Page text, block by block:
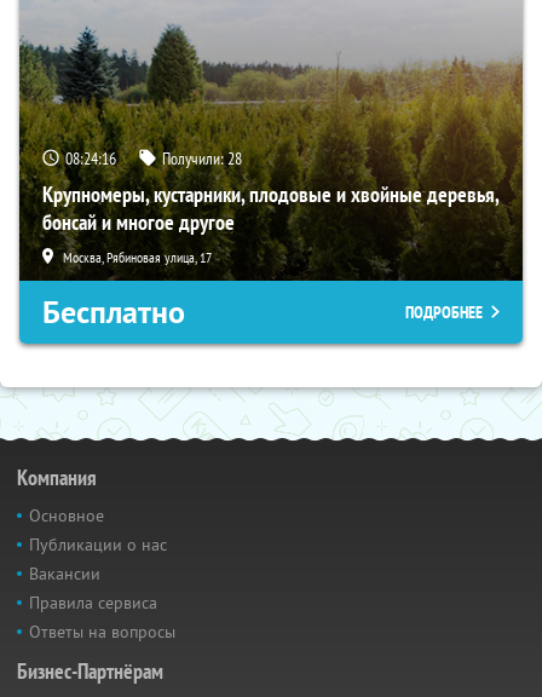
08:24:15 Получили:28
Крупномеры, кустарники, плодовые и хвойные деревья,
бонсай и многое другое
Москва, Рябиновая улица, 17
Бесплатно ПОДРОБНЕЕ
Компания
Основное
Публикации о нас
Вакансии
Правила сервиса
Ответы на вопросы
Бизнес-Партнёрам